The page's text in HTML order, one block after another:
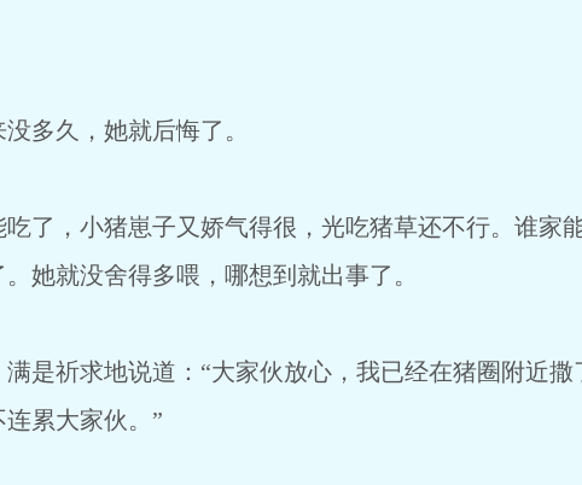
久，她就后悔了。
，小猪崽子又娇气得很，光吃猪草还不行。谁家
她就没舍得多喂，哪想到就出事了。
祈求地说道：“大家伙放心，我已经在猪圈附近撒
累大家伙。”